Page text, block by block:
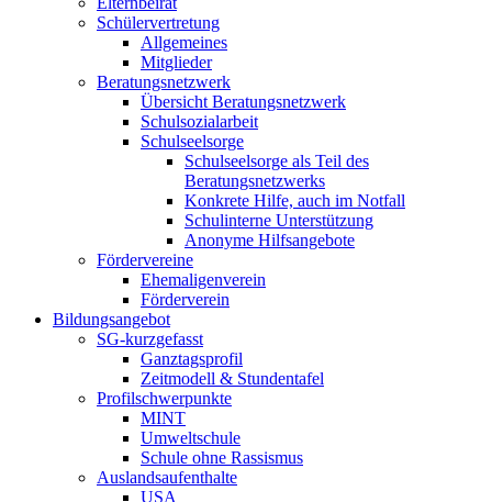
Schülervertretung
Allgemeines
Mitglieder
Beratungsnetzwerk
Übersicht Beratungsnetzwerk
Schulsozialarbeit
Schulseelsorge
Schulseelsorge als Teil des
Beratungsnetzwerks
Konkrete Hilfe, auch im Notfall
Schulinterne Unterstützung
Anonyme Hilfsangebote
Fördervereine
Ehemaligenverein
Förderverein
Bildungsangebot
SG-kurzgefasst
Ganztagsprofil
Zeitmodell & Stundentafel
Profilschwerpunkte
MINT
Umweltschule
Schule ohne Rassismus
Auslandsaufenthalte
USA